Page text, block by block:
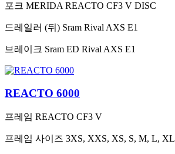
포크 MERIDA REACTO CF3 V DISC
드레일러 (뒤) Sram Rival AXS E1
브레이크 Sram ED Rival AXS E1
REACTO 6000
프레임 REACTO CF3 V
프레임 사이즈 3XS, XXS, XS, S, M, L, XL